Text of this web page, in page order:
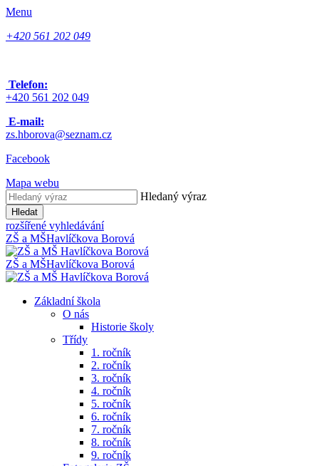
Menu
+420 561 202 049
Telefon:
+420 561 202 049
E-mail:
zs.hborova@seznam.cz
Facebook
Mapa webu
Hledaný výraz
Hledat
rozšířené vyhledávání
ZŠ a MŠHavlíčkova Borová
ZŠ a MŠHavlíčkova Borová
Základní škola
O nás
Historie školy
Třídy
1. ročník
2. ročník
3. ročník
4. ročník
5. ročník
6. ročník
7. ročník
8. ročník
9. ročník